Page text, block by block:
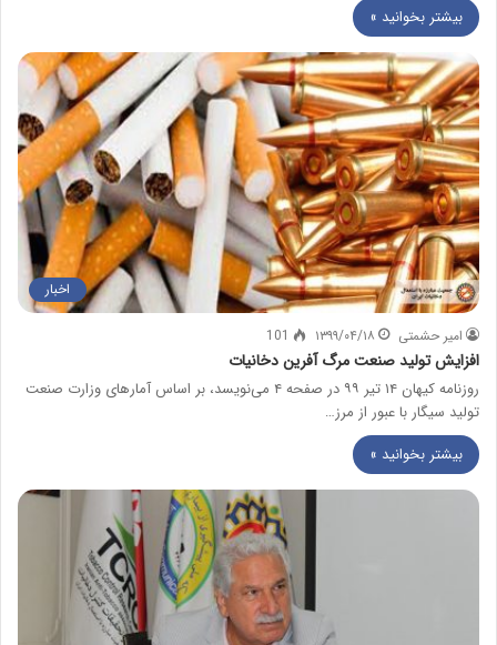
بیشتر بخوانید »
اخبار
امیر حشمتی ۱۳۹۹/۰۴/۱۸ 101
افزایش تولید صنعت مرگ آفرین دخانیات
روزنامه کیهان ۱۴ تیر ۹۹ در صفحه ۴ می‌نویسد، بر اساس آمارهای وزارت صنعت
تولید سیگار با عبور از مرز…
بیشتر بخوانید »